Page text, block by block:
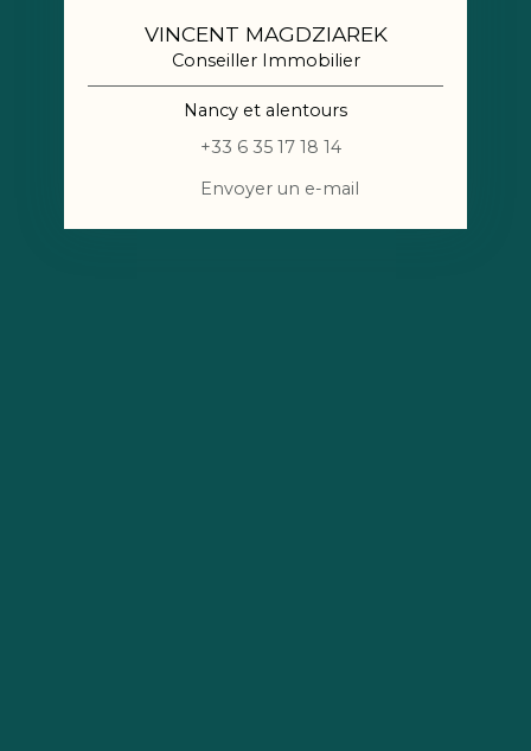
VINCENT MAGDZIAREK
Conseiller Immobilier
Nancy et alentours
+33 6 35 17 18 14
Envoyer un e-mail